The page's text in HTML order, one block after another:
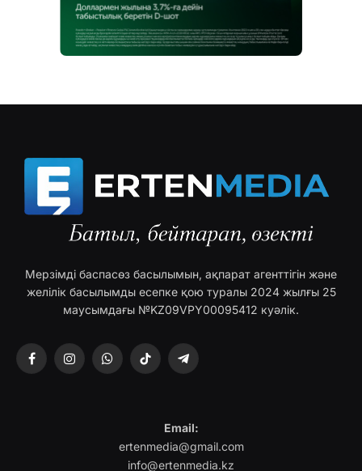
Мерзімді баспасөз басылымын, ақпарат агенттігін және
желілік басылымды есепке қою туралы 2024 жылғы 25
маусымдағы №KZ09VPY00095412 куәлік.
FacebookInstagramWhatsAppTikTok Telegram
Email:
ertenmedia@gmail.com
info@ertenmedia.kz